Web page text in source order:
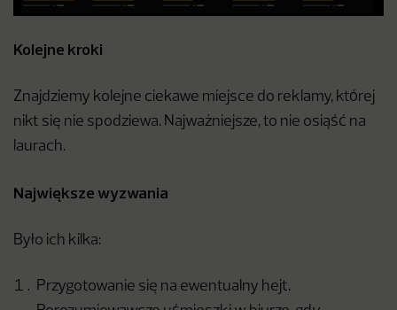
Kolejne kroki
Znajdziemy kolejne ciekawe miejsce do reklamy, której
nikt się nie spodziewa. Najważniejsze, to nie osiąść na
laurach.
Największe wyzwania
Było ich kilka:
Przygotowanie się na ewentualny hejt.